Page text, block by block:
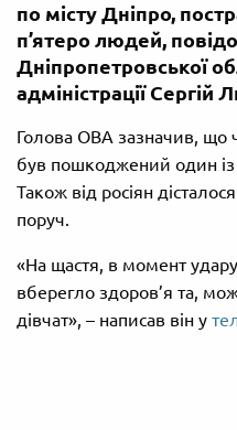
по місту Дніпро,
п’ятеро людей,
Дніпропетровської
адміністрації Сергій
Голова ОВА зазначив, що
був пошкоджений один із
Також від росіян
поруч.
«На щастя, в момент удару
вберегло здоров’я та,
дівчат», – написав він у